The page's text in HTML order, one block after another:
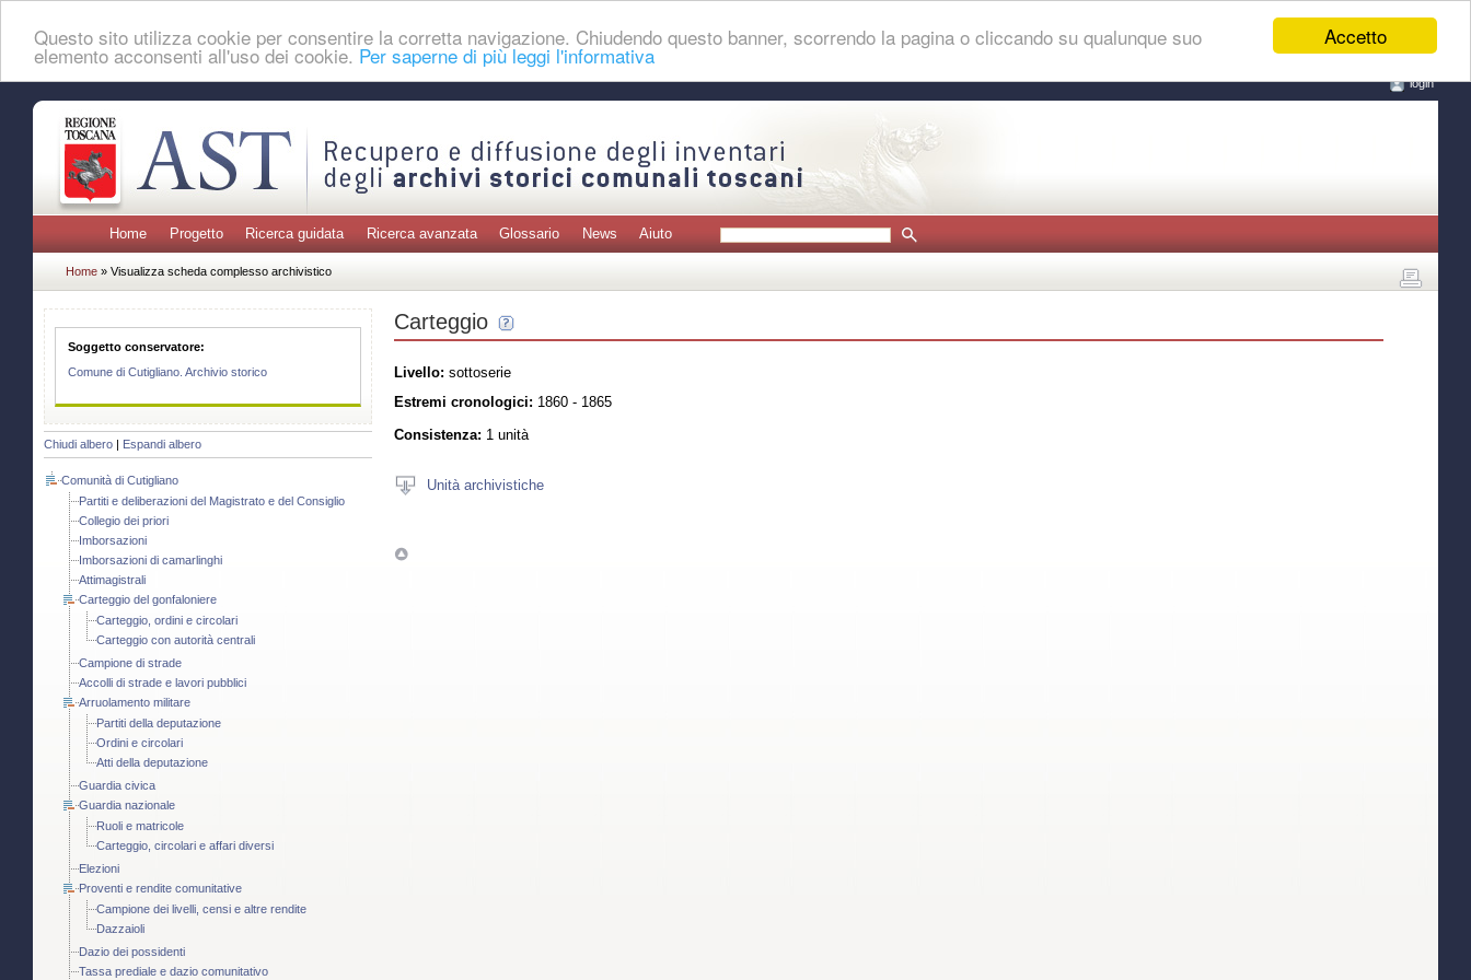
Accetto
Questo sito utilizza cookie per consentire la corretta navigazione. Chiudendo questo banner, scorrendo la pagina o cliccando su qualunque suo
elemento acconsenti all'uso dei cookie. Per saperne di più leggi l'informativa
login
Home Progetto Ricerca guidata Ricerca avanzata Glossario News Aiuto
Home » Visualizza scheda complesso archivistico
Soggetto conservatore:
Comune di Cutigliano. Archivio storico
Chiudi albero Espandi albero
Comunità di Cutigliano
Partiti e deliberazioni del Magistrato e del Consiglio
Collegio dei priori
Imborsazioni
Imborsazioni di camarlinghi
Attimagistrali
Carteggio del gonfaloniere
Carteggio, ordini e circolari
Carteggio con autorità centrali
Campione di strade
Accolli di strade e lavori pubblici
Arruolamento militare
Partiti della deputazione
Ordini e circolari
Atti della deputazione
Guardia civica
Guardia nazionale
Ruoli e matricole
Carteggio, circolari e affari diversi
Elezioni
Proventi e rendite comunitative
Campione dei livelli, censi e altre rendite
Dazzaioli
Dazio dei possidenti
Tassa prediale e dazio comunitativo
Carteggio
Livello: sottoserie
Estremi cronologici: 1860 - 1865
Consistenza: 1 unità
Unità archivistiche